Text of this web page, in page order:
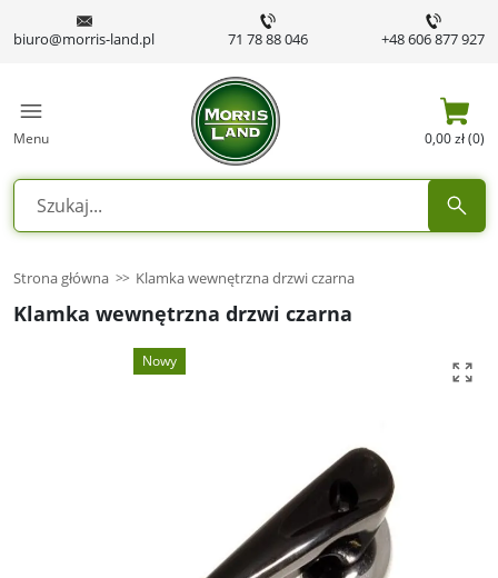
biuro@morris-land.pl 71 78 88 046 +48 606 877 927
Menu 0,00 zł (0)
Strona główna Klamka wewnętrzna drzwi czarna
Klamka wewnętrzna drzwi czarna
Nowy